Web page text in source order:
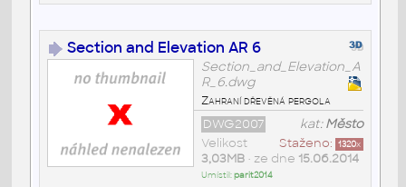
Section and Elevation AR 6
Section_and_Elevation_A
R_6.dwg
Zahraní dřevěná pergola
kat:Město
DWG2007
Staženo: 1320x
Velikost
3,03MB• ze dne 15.06.2014
Umístil:parit2014